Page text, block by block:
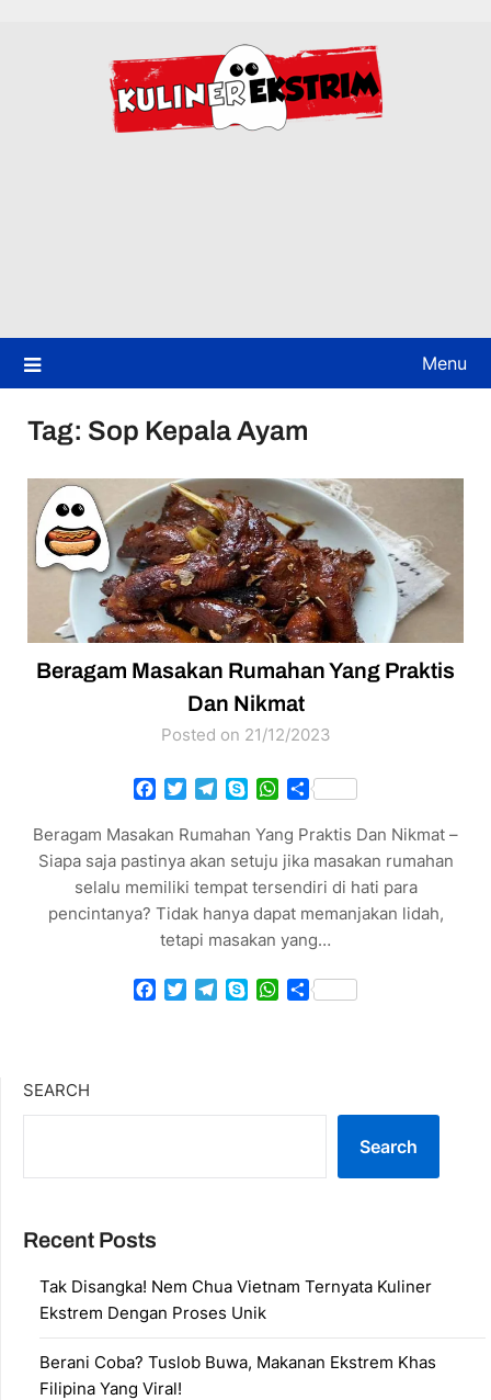
Menu
Tag: Sop Kepala Ayam
Beragam Masakan Rumahan Yang Praktis
Dan Nikmat
Posted on 21/12/2023
Facebook
TwitterTelegram
SkypeWhatsApp
Share
Beragam Masakan Rumahan Yang Praktis Dan Nikmat –
Siapa saja pastinya akan setuju jika masakan rumahan
selalu memiliki tempat tersendiri di hati para
pencintanya? Tidak hanya dapat memanjakan lidah,
tetapi masakan yang…
Facebook
TwitterTelegram
SkypeWhatsApp
Share
SEARCH
Search
Recent Posts
Tak Disangka! Nem Chua Vietnam Ternyata Kuliner
Ekstrem Dengan Proses Unik
Berani Coba? Tuslob Buwa, Makanan Ekstrem Khas
Filipina Yang Viral!